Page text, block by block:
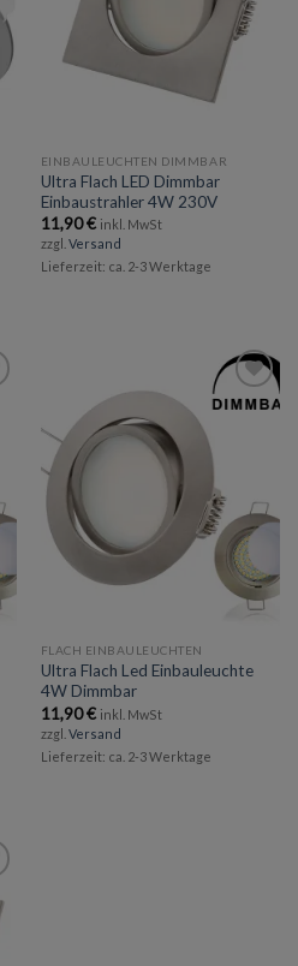
EINBAULEUCHTEN DIMMBAR
Ultra Flach LED Dimmbar
Einbaustrahler 4W 230V
11,90€ inkl. MwSt
zzgl. Versand
Lieferzeit: ca. 2-3 Werktage
FLACH EINBAULEUCHTEN
Ultra Flach Led Einbauleuchte
4W Dimmbar
11,90€ inkl. MwSt
zzgl. Versand
Lieferzeit: ca. 2-3 Werktage